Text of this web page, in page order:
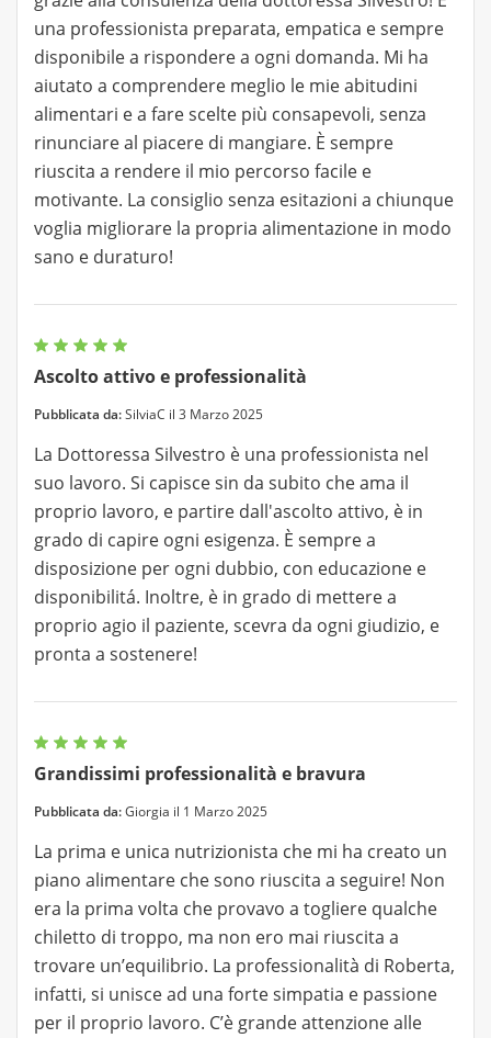
una professionista preparata, empatica e sempre
disponibile a rispondere a ogni domanda. Mi ha
aiutato a comprendere meglio le mie abitudini
alimentari e a fare scelte più consapevoli, senza
rinunciare al piacere di mangiare. È sempre
riuscita a rendere il mio percorso facile e
motivante. La consiglio senza esitazioni a chiunque
voglia migliorare la propria alimentazione in modo
sano e duraturo!
Ascolto attivo e professionalità
Pubblicata da:SilviaC il 3 Marzo 2025
La Dottoressa Silvestro è una professionista nel
suo lavoro. Si capisce sin da subito che ama il
proprio lavoro, e partire dall'ascolto attivo, è in
grado di capire ogni esigenza. È sempre a
disposizione per ogni dubbio, con educazione e
disponibilitá. Inoltre, è in grado di mettere a
proprio agio il paziente, scevra da ogni giudizio, e
pronta a sostenere!
Grandissimi professionalità e bravura
Pubblicata da:Giorgia il 1 Marzo 2025
La prima e unica nutrizionista che mi ha creato un
piano alimentare che sono riuscita a seguire! Non
era la prima volta che provavo a togliere qualche
chiletto di troppo, ma non ero mai riuscita a
trovare un’equilibrio. La professionalità di Roberta,
infatti, si unisce ad una forte simpatia e passione
per il proprio lavoro. C’è grande attenzione alle